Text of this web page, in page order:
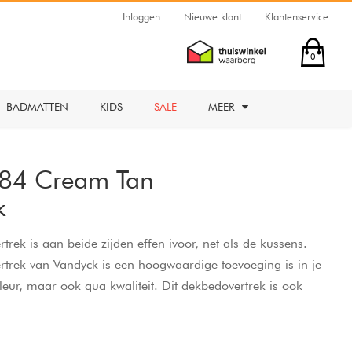
Inloggen Nieuwe klant Klantenservice
0
BADMATTEN KIDS SALE MEER
Cream Tan
is aan beide zijden effen ivoor, net als de kussens.
van Vandyck is een hoogwaardige toevoeging is in je
maar ook qua kwaliteit. Dit dekbedovertrek is ook
pearl blue en rose dawn. Dit 100% katoensatijnen